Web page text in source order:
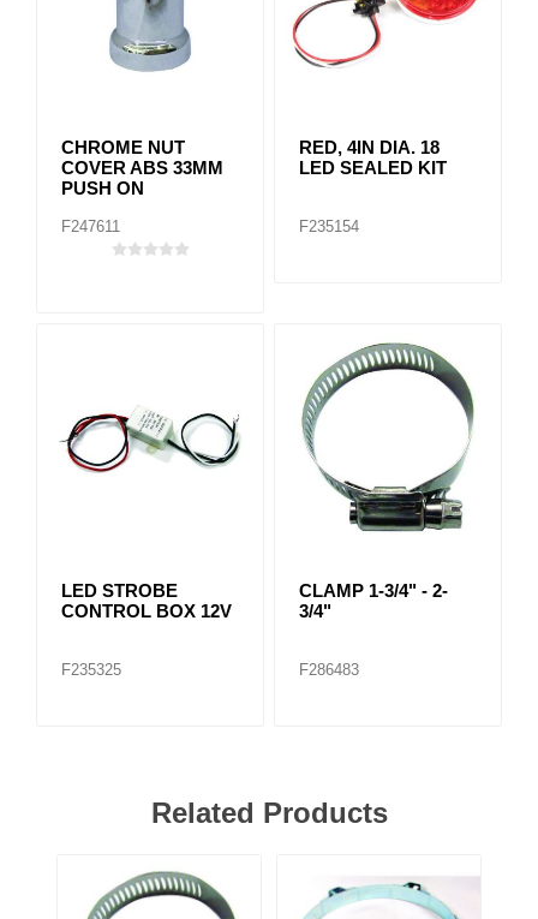
CHROME NUT
COVER ABS 33MM
PUSH ON
F247611
RED, 4IN DIA. 18
LED SEALED KIT
F235154
LED STROBE
CONTROL BOX 12V
F235325
CLAMP 1-3/4" - 2-
3/4"
F286483
Related Products